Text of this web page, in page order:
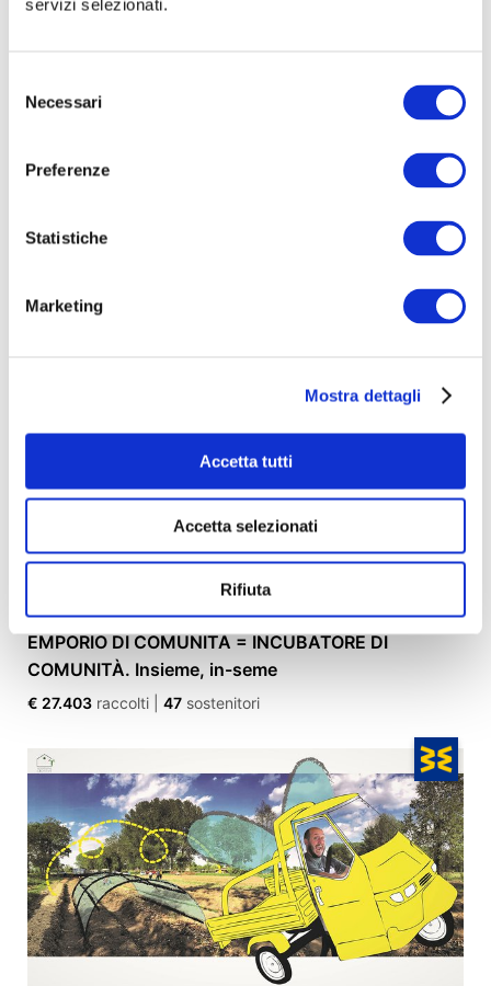
servizi selezionati.
delNecessari
Preferenze
Statistiche
Marketing
Mostra dettagli
Accetta tutti
Accetta selezionati
Rifiuta
ORTO A CHI TOCCA! Laboratori didattici e cooking-
€ 28.000raccolti
EMPORIO DI COMUNITÀ = INCUBATORE DI
COMUNITÀ. Insieme, in-seme
€ 27.403 raccolti 47 sostenitori